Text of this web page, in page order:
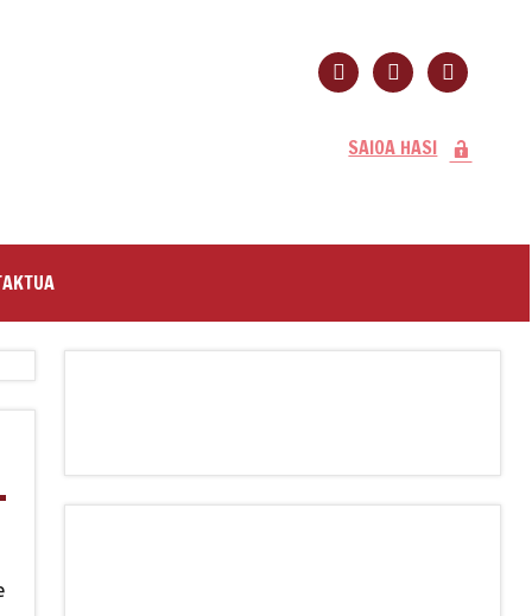
mail facebooktwitter
SAIOA HASI